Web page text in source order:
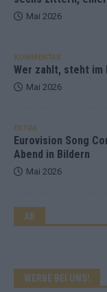
Mai 2026
KOMMENTAR
Wer zahlt, steht im
Mai 2026
EXTRA
Eurovision Song
Abend in Bildern
Mai 2026
AD
WERBE BEI UNS!